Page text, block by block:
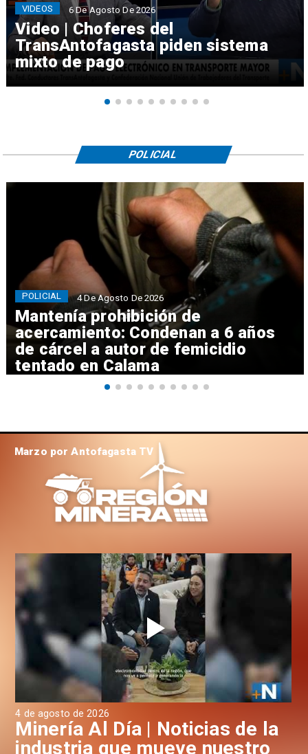
Video | Choferes del
TransAntofagasta piden sistema
mixto de pago
VIDEOS 6 De Agosto De 2026
Mantenía prohibición de
acercamiento: Condenan a 6 años
de cárcel a autor de femicidio
tentado en Calama
POLICIAL 4 De Agosto De 2026
POLICIAL
4 de agosto de 2026
Minería Al Día | Noticias de la
industria que mueve nuestro
Marzo por Antofagasta TV